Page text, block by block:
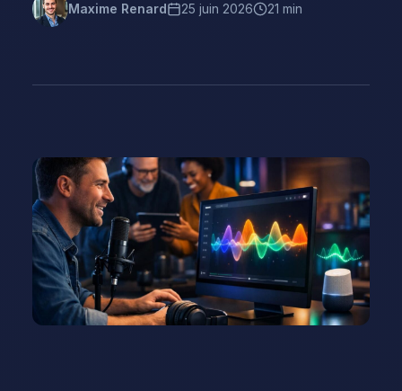
Maxime Renard 25 juin 2026 21 min